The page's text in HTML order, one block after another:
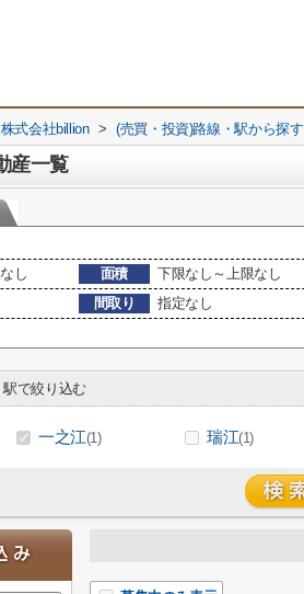
式会社billion > (売買・投資)路線・駅から探す
産一覧
し 面積 下限なし～上限なし
間取り
指定なし
で絞り込む
一之江(1) 瑞江(1)